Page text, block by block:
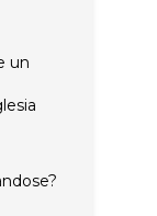
un